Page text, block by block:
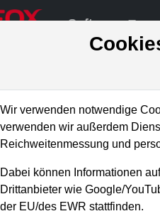
Software
Broadcom:
P. Uhlschmied
Wir verwenden notwendige
verwenden wir außerdem
Reichweitenmessung und
Dabei können Informationen
Drittanbieter wie Google/
der EU/des EWR stattfinden.